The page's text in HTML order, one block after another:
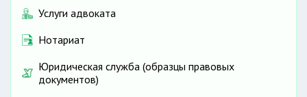
Услуги адвоката
Нотариат
Юридическая служба (образцы правовых
документов)